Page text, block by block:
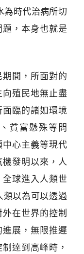
為時代治病所切
，本身也就是
間，所面對的
殖民地無止盡
臨的諸如環境
貧富懸殊等問
心主義等現代
發明以來，人
球進入人類世
類以為可以透過
在世界的控制
進展，無限推遲
達到高峰時，